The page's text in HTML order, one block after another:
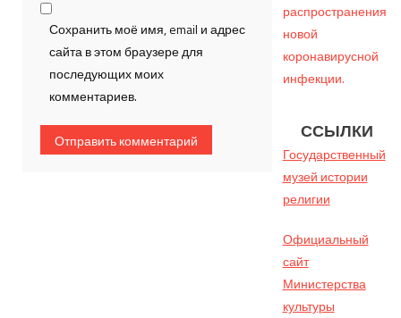
Сохранить моё имя, email и адрес
сайта в этом браузере для
последующих моих
комментариев.
распространения
новой
коронавирусной
инфекции.
ССЫЛКИ
Государственный
музей истории
религии
Официальный
сайт
Министерства
культуры